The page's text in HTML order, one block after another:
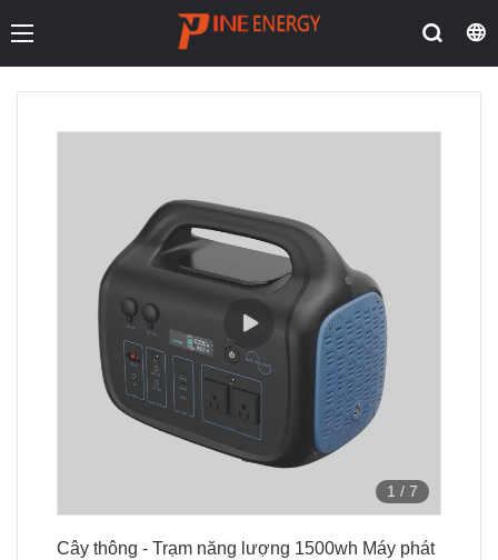
1 / 7
Cây thông - Trạm năng lượng 1500wh Máy phát